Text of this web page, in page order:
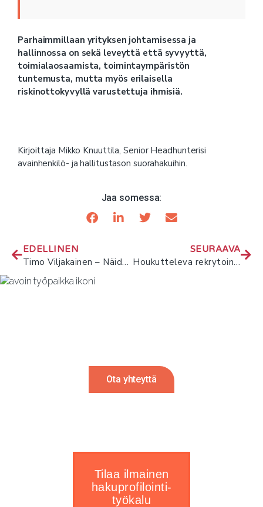
Parhaimmillaan yrityksen johtamisessa ja
hallinnossa on sekä leveyttä että syvyyttä,
toimialaosaamista, toimintaympäristön
tuntemusta, mutta myös erilaisella
riskinottokyvyllä varustettuja ihmisiä.
Kirjoittaja Mikko Knuuttila, Senior Headhunterisi
avainhenkilö- ja hallitustason suorahakuihin.
Jaa somessa:
EDELLINEN
Timo Viljakainen – Näiden vinkkien avulla tulet headhuntatuksi
SEURAAVA
Houkutteleva rekrytointi: miten vältät kielteiset vaikutukset prosessissa
Ota yhteyttä
Tilaa ilmainen
hakuprofilointi-
työkalu